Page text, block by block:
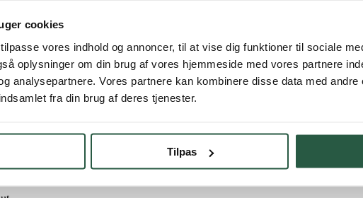
cookies
vores indhold og annoncer, til at vise dig funktioner til sociale
oplysninger om din brug af vores hjemmeside med vores partnere
analysepartnere. Vores partnere kan kombinere disse data med andre
fra din brug af deres tjenester.
Tilpas